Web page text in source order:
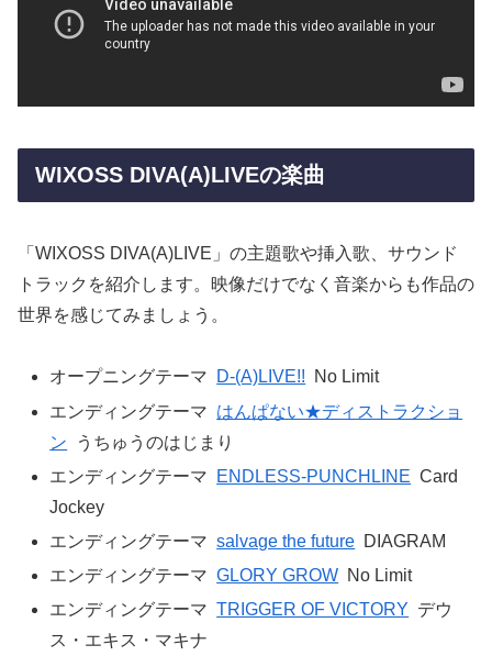
WIXOSS DIVA(A)LIVEの楽曲
「WIXOSS DIVA(A)LIVE」の主題歌や挿入歌、サウンド
トラックを紹介します。映像だけでなく音楽からも作品の
世界を感じてみましょう。
オープニングテーマ D-(A)LIVE!!
No Limit
エンディングテーマ はんぱない★ディストラクショ
ン
うちゅうのはじまり
エンディングテーマ
ENDLESS-PUNCHLINE Card
Jockey
エンディングテーマ salvage the future DIAGRAM
エンディングテーマ GLORY GROW No Limit
エンディングテーマ TRIGGER OF VICTORY デウ
ス・エキス・マキナ